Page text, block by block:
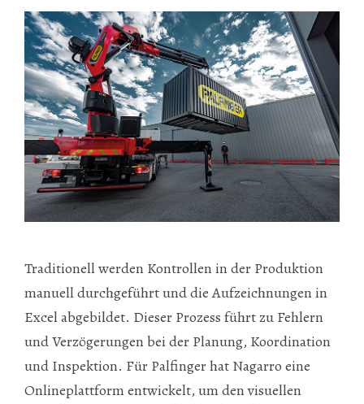
Traditionell werden Kontrollen in der Produktion
manuell durchgeführt und die Aufzeichnungen in
Excel abgebildet. Dieser Prozess führt zu Fehlern
und Verzögerungen bei der Planung, Koordination
und Inspektion. Für Palfinger hat Nagarro eine
Onlineplattform entwickelt, um den visuellen